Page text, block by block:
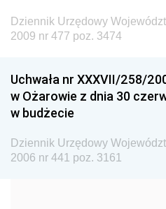
Dziennik Urzędowy
Dziennik Urzędowy
Dziennik Urzędowy
Dziennik Urzędowy
Sportu
Dziennik Urzędowy
Dziennik Urzędowy
2009 nr 477 poz. 3474
Uchwała nr XXXVII/258/
w Ożarowie z dnia 30
w budżecie
Dziennik Urzędowy
2006 nr 441 poz. 3161